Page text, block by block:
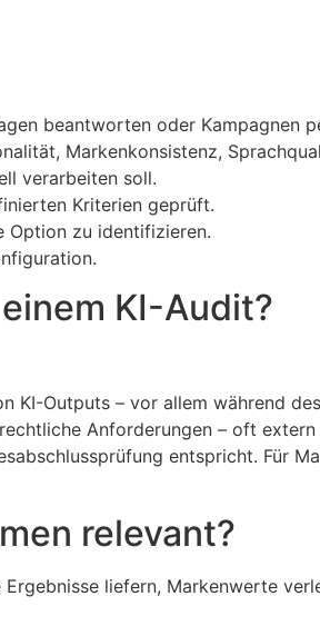
beantworten oder Kampagnen
Markenkonsistenz,
verarbeiten soll.
Kriterien geprüft.
Option zu identifizieren.
KI-Audit?
KI-Outputs – vor allem während
Anforderungen – oft
entspricht. Für
relevant?
liefern, Markenwerte